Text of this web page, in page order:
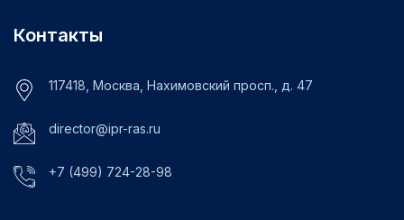
Контакты
117418, Москва, Нахимовский просп., д. 47
director@ipr-ras.ru
+7 (499) 724-28-98